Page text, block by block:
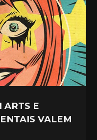
ARTS E
VALEM